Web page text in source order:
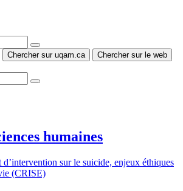
Chercher sur uqam.ca Chercher sur le web
humaines
d’intervention sur le suicide, enjeux éthiques
(CRISE)